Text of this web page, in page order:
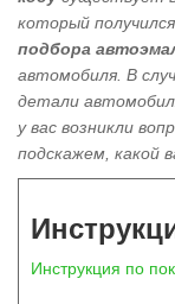
который
подбора
автомобиля . В
детали
у вас возникли
подскажем, какой
Инструкция по